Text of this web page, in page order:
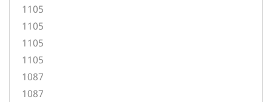
1105
1105
1105
1105
1087
1087